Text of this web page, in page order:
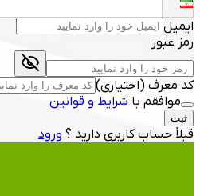
ایمیل
رمز عبور
کد معرف (اختیاری)
موافقم با شرایط و قوانین
ثبت
قبلاً حساب کاربری دارید ؟ ورود